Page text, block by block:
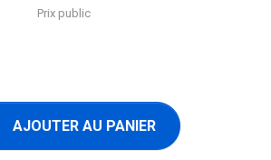
Prix public
AJOUTER AU PANIER